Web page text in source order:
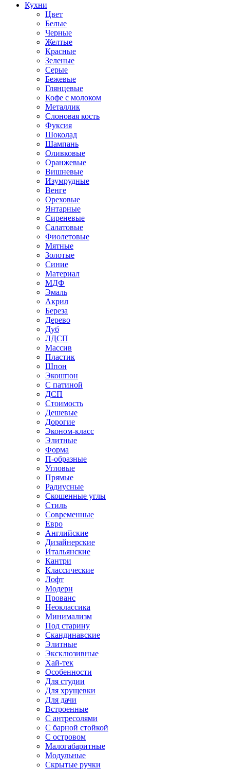
Кухни
Цвет
Белые
Черные
Желтые
Красные
Зеленые
Серые
Бежевые
Глянцевые
Кофе с молоком
Металлик
Слоновая кость
Фуксия
Шоколад
Шампань
Оливковые
Оранжевые
Вишневые
Изумрудные
Венге
Ореховые
Янтарные
Сиреневые
Салатовые
Фиолетовые
Мятные
Золотые
Синие
Материал
МДФ
Эмаль
Акрил
Береза
Дерево
Дуб
ЛДСП
Массив
Пластик
Шпон
Экошпон
С патиной
ДСП
Стоимость
Дешевые
Дорогие
Эконом-класс
Элитные
Форма
П-образные
Угловые
Прямые
Радиусные
Скошенные углы
Стиль
Современные
Евро
Английские
Дизайнерские
Итальянские
Кантри
Классические
Лофт
Модерн
Прованс
Неоклассика
Минимализм
Под старину
Скандинавские
Элитные
Эксклюзивные
Хай-тек
Особенности
Для студии
Для хрущевки
Для дачи
Встроенные
С антресолями
С барной стойкой
С островом
Малогабаритные
Модульные
Скрытые ручки